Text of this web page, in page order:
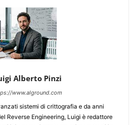
Alberto Pinzi
www.alground.com
sistemi di crittografia e da anni
Reverse Engineering, Luigi è redattore